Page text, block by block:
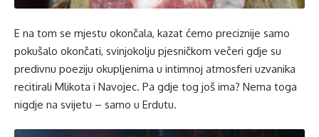
E na tom se mjestu okončala, kazat ćemo preciznije samo
pokušalo okončati, svinjokolju pjesničkom večeri gdje su
predivnu poeziju okupljenima u intimnoj atmosferi uzvanika
recitirali Mlikota i Navojec. Pa gdje tog još ima? Nema toga
nigdje na svijetu – samo u Erdutu.